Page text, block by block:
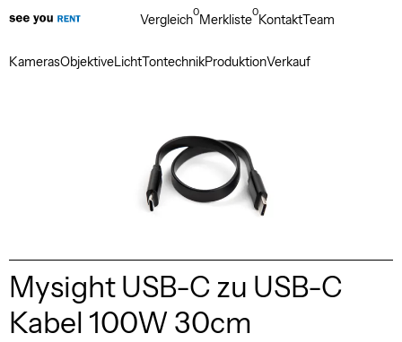
KamerasObjektiveLichtTontechnikProduktionVerkauf
Vergleich0Merkliste0KontaktTeam
Mysight USB-C zu USB-C
Kabel 100W 30cm